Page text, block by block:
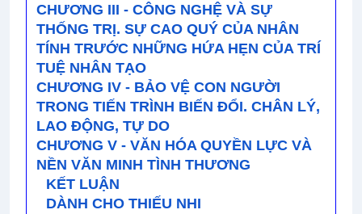
CHƯƠNG III - CÔNG NGHỆ VÀ SỰ
THỐNG TRỊ. SỰ CAO QUÝ CỦA NHÂN
TÍNH TRƯỚC NHỮNG HỨA HẸN CỦA TRÍ
TUỆ NHÂN TẠO
CHƯƠNG IV - BẢO VỆ CON NGƯỜI
TRONG TIẾN TRÌNH BIẾN ĐỔI. CHÂN LÝ,
LAO ĐỘNG, TỰ DO
CHƯƠNG V - VĂN HÓA QUYỀN LỰC VÀ
NỀN VĂN MINH TÌNH THƯƠNG
KẾT LUẬN
DÀNH CHO THIẾU NHI